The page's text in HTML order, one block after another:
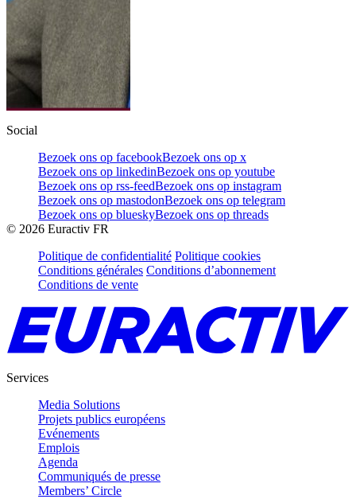
Social
Bezoek ons op facebookBezoek ons op x
Bezoek ons op linkedinBezoek ons op youtube
Bezoek ons op rss-feedBezoek ons op instagram
Bezoek ons op mastodonBezoek ons op telegram
Bezoek ons op blueskyBezoek ons op threads
© 2026 Euractiv FR
Politique de confidentialité Politique cookies
Conditions générales Conditions d’abonnement
Conditions de vente
Services
Media Solutions
Projets publics européens
Evénements
Emplois
Agenda
Communiqués de presse
Members’ Circle